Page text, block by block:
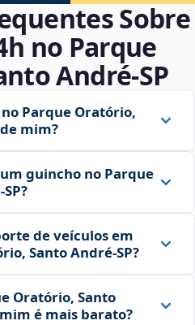
Sobre
no Parque
André‑SP
Parque Oratório,
mim?
guincho no Parque
de veículos em
Santo André‑SP?
Oratório, Santo
é mais barato?